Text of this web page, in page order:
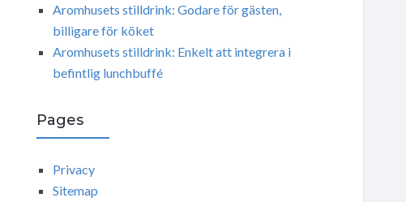
Aromhusets stilldrink: Godare för gästen,
billigare för köket
Aromhusets stilldrink: Enkelt att integrera i
befintlig lunchbuffé
Pages
Privacy
Sitemap